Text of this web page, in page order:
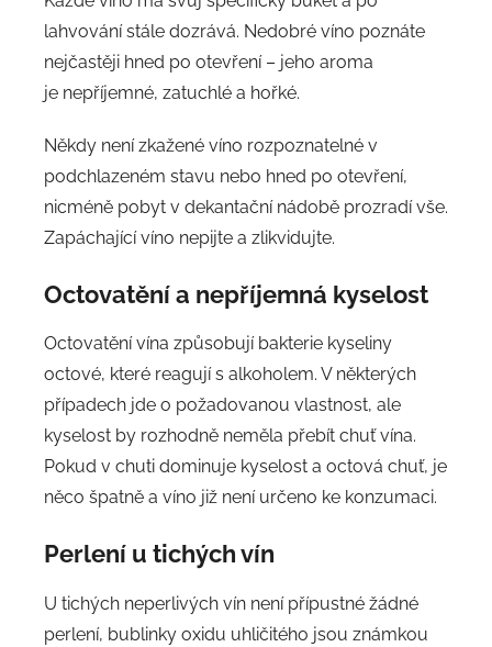
lahvování stále dozrává. Nedobré víno poznáte
nejčastěji hned po otevření – jeho aroma
je nepříjemné, zatuchlé a hořké.
Někdy není zkažené víno rozpoznatelné v
podchlazeném stavu nebo hned po otevření,
nicméně pobyt v dekantační nádobě prozradí vše.
Zapáchající víno nepijte a zlikvidujte.
Octovatění a nepříjemná kyselost
Octovatění vína způsobují bakterie kyseliny
octové, které reagují s alkoholem. V některých
případech jde o požadovanou vlastnost, ale
kyselost by rozhodně neměla přebít chuť vína.
Pokud v chuti dominuje kyselost a octová chuť, je
něco špatně a víno již není určeno ke konzumaci.
Perlení u tichých vín
U tichých neperlivých vín není přípustné žádné
perlení, bublinky oxidu uhličitého jsou známkou